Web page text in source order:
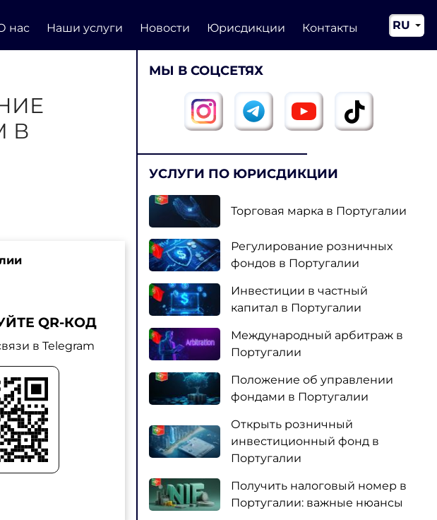
нас Наши услуги Новости Юрисдикции Контакты
RU
EN
В
QR-КОД
в Telegram
МЫ В СОЦСЕТЯХ
УСЛУГИ ПО ЮРИСДИКЦИИ
Торговая марка в Португалии
Регулирование розничных
фондов в Португалии
Инвестиции в частный
капитал в Португалии
Международный арбитраж в
Португалии
Положение об управлении
фондами в Португалии
Открыть розничный
инвестиционный фонд в
Португалии
Получить налоговый номер в
Португалии: важные нюансы